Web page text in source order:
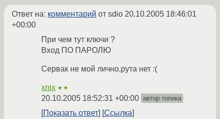
Ответ на: комментарий от sdio 20.10.2005 18:46:01
+00:00
При чем тут ключи ?
Вход ПО ПАРОЛЮ
Сервак не мой лично,рута нет :(
xnix ★★
20.10.2005 18:52:31 +00:00 автор топика
Показать ответ Ссылка